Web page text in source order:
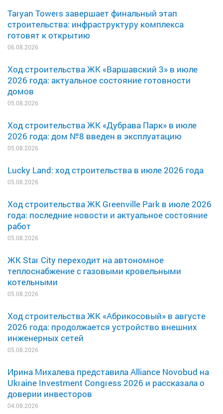
Taryan Towers завершает финальный этап
строительства: инфраструктуру комплекса
готовят к открытию
06.08.2026
Ход строительства ЖК «Варшавский 3» в июле
2026 года: актуальное состояние готовности
домов
05.08.2026
Ход строительства ЖК «Дубрава Парк» в июле
2026 года: дом №8 введен в эксплуатацию
05.08.2026
Lucky Land: ход строительства в июле 2026 года
05.08.2026
Ход строительства ЖК Greenville Park в июле 2026
года: последние новости и актуальное состояние
работ
05.08.2026
ЖК Star City переходит на автономное
теплоснабжение с газовыми кровельными
котельными
05.08.2026
Ход строительства ЖК «Абрикосовый» в августе
2026 года: продолжается устройство внешних
инженерных сетей
05.08.2026
Ирина Михалева представила Alliance Novobud на
Ukraine Investment Congress 2026 и рассказала о
доверии инвесторов
04.08.2026